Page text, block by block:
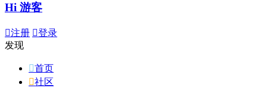
Hi 游客
注册 登录
发现
首页
社区